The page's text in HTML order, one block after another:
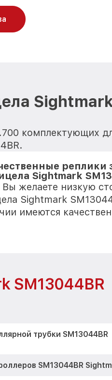
комплектующих
реплики
Sightmark
Вы желаете низкую
Sightmark
имеются
SM13044BR
трубки SM13044BR
SM13044BR